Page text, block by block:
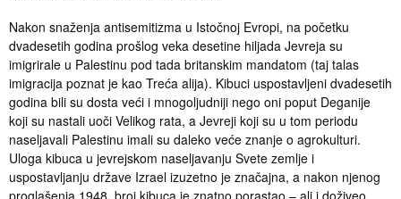
Nakon snaženja antisemitizma u Istočnoj Evropi, na početku
dvadesetih godina prošlog veka desetine hiljada Jevreja su
imigrirale u Palestinu pod tada britanskim mandatom (taj talas
imigracija poznat je kao Treća alija). Kibuci uspostavljeni dvadesetih
godina bili su dosta veći i mnogoljudniji nego oni poput Deganije
koji su nastali uoči Velikog rata, a Jevreji koji su u tom periodu
naseljavali Palestinu imali su daleko veće znanje o agrokulturi.
Uloga kibuca u jevrejskom naseljavanju Svete zemlje i
uspostavljanju države Izrael izuzetno je značajna, a nakon njenog
proglašenja 1948. broj kibuca je znatno porastao – ali i doživeo